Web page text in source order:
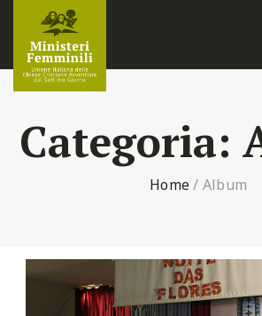
Categoria:
Home/ Album